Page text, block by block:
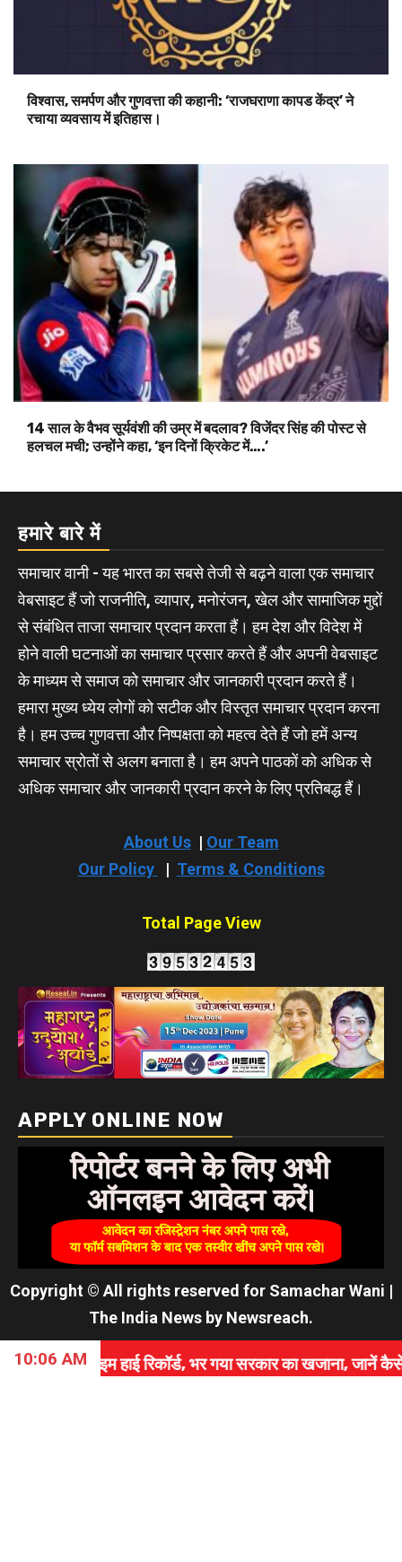
विश्वास, समर्पण और गुणवत्ता की कहानी: ‘राजघराणा कापड केंद्र’ ने
रचाया व्यवसाय में इतिहास।
14 साल के वैभव सूर्यवंशी की उम्र में बदलाव? विजेंदर सिंह की पोस्ट से
हलचल मची; उन्होंने कहा, ‘इन दिनों क्रिकेट में….’
हमारे बारे में
समाचार वानी - यह भारत का सबसे तेजी से बढ़ने वाला एक समाचार
वेबसाइट हैं जो राजनीति, व्यापार, मनोरंजन, खेल और सामाजिक मुद्दों
से संबंधित ताजा समाचार प्रदान करता हैं। हम देश और विदेश में
होने वाली घटनाओं का समाचार प्रसार करते हैं और अपनी वेबसाइट
के माध्यम से समाज को समाचार और जानकारी प्रदान करते हैं।
हमारा मुख्य ध्येय लोगों को सटीक और विस्तृत समाचार प्रदान करना
है। हम उच्च गुणवत्ता और निष्पक्षता को महत्व देते हैं जो हमें अन्य
समाचार स्रोतों से अलग बनाता है। हम अपने पाठकों को अधिक से
अधिक समाचार और जानकारी प्रदान करने के लिए प्रतिबद्ध हैं।
About Us| Our Team
Our Policy
| Terms & Conditions
Total Page View
APPLY ONLINE NOW
Copyright © All rights reserved for Samachar Wani |
The India News by Newsreach.
10:06 AM
हाई रिकॉर्ड, भर गया सरकार का खजाना, जानें कैसे रचा